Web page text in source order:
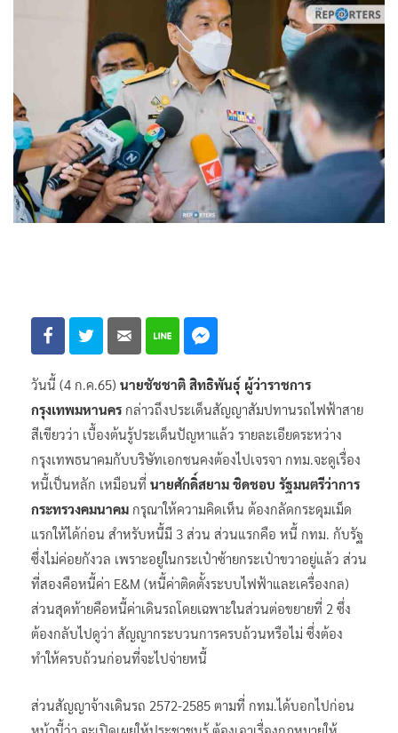
วันนี้ (4 ก.ค.65) นายชัชชาติ สิทธิพันธุ์ ผู้ว่าราชการ
กล่าวถึงประเด็นสัญญาสัมปทานรถไฟฟ้าสาย
สีเขียวว่า เบื้องต้นรู้ประเด็นปัญหาแล้ว รายละเอียดระหว่าง
กรุงเทพธนาคมกับบริษัทเอกชนคงต้องไปเจรจา กทม.จะดูเรื่อง
หนี้เป็นหลัก เหมือนที่ นายศักดิ์สยาม ชิดชอบ รัฐมนตรีว่าการ
กระทรวงคมนาคม
กรุณาให้ความคิดเห็น ต้องกลัดกระดุมเม็ด
แรกให้ได้ก่อน สำหรับหนี้มี 3 ส่วน ส่วนแรกคือ หนี้ กทม. กับรัฐ
ซึ่งไม่ค่อยกังวล เพราะอยู่ในกระเป๋าซ้ายกระเป๋าขวาอยู่แล้ว ส่วน
ที่สองคือหนี้ค่า E&M (หนี้ค่าติดตั้งระบบไฟฟ้าและเครื่องกล)
ส่วนสุดท้ายคือหนี้ค่าเดินรถโดยเฉพาะในส่วนต่อขยายที่ 2 ซึ่ง
ทำให้ครบถ้วนก่อนที่จะไปจ่ายหนี้